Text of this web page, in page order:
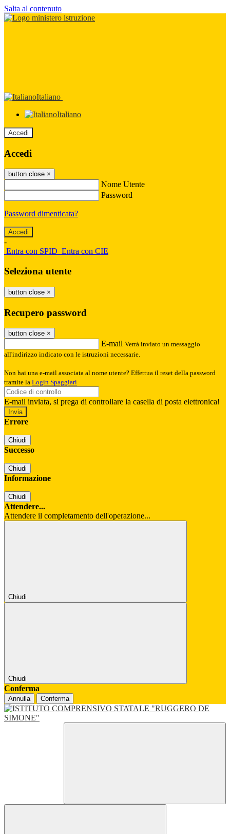
Salta al contenuto
Italiano
Italiano
Accedi
Accedi
button close ×
Nome Utente
Password
Password dimenticata?
-
Entra con SPID Entra con CIE
Seleziona utente
button close ×
Recupero password
button close ×
E-mail Verrà inviato un messaggio
all'indirizzo indicato con le istruzioni necessarie.
Non hai una e-mail associata al nome utente? Effettua il reset della password
tramite la Login Spaggiari
E-mail inviata, si prega di controllare la casella di posta elettronica!
Errore
Chiudi
Successo
Chiudi
Informazione
Chiudi
Attendere...
Attendere il completamento dell'operazione...
Chiudi
Chiudi
Conferma
Annulla Conferma